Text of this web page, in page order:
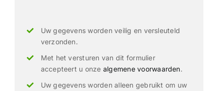
Uw gegevens worden veilig en versleuteld
verzonden.
Met het versturen van dit formulier
accepteert u onze algemene voorwaarden.
Uw gegevens worden alleen gebruikt om uw